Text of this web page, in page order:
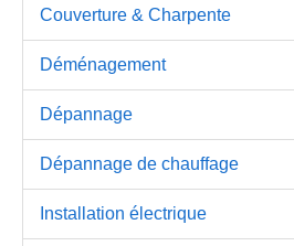
Couverture & Charpente
Déménagement
Dépannage
Dépannage de chauffage
Installation électrique